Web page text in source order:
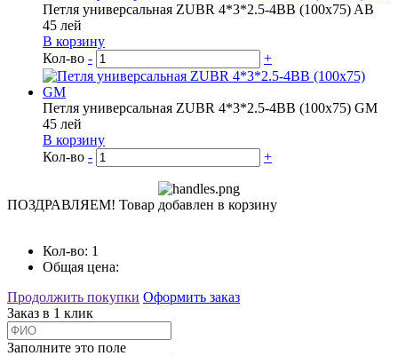
Петля универсальная ZUBR 4*3*2.5-4BB (100x75) AB
45 лей
В корзину
Кол-во - +
Петля универсальная ZUBR 4*3*2.5-4BB (100x75) GM
45 лей
В корзину
Кол-во - +
ПОЗДРАВЛЯЕМ! Товар добавлен в корзину
Кол-во: 1
Общая цена:
Продолжить покупки Оформить заказ
Заказ в 1 клик
Заполните это поле